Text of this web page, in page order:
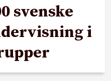
svenske
i